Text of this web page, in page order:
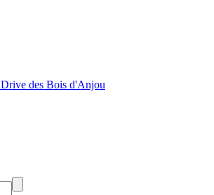
Drive des Bois d'Anjou